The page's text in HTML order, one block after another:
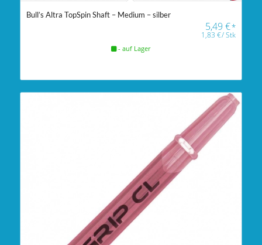
Bull’s Altra TopSpin Shaft – Medium – silber
5,49€*
1,83€/Stk
- auf Lager